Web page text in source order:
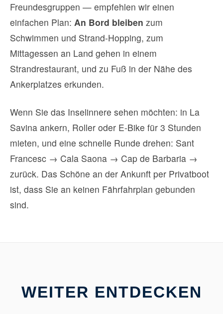
Freundesgruppen — empfehlen wir einen
einfachen Plan: An Bord bleiben zum
Schwimmen und Strand-Hopping, zum
Mittagessen an Land gehen in einem
Strandrestaurant, und zu Fuß in der Nähe des
Ankerplatzes erkunden.
Wenn Sie das Inselinnere sehen möchten: in La
Savina ankern, Roller oder E-Bike für 3 Stunden
mieten, und eine schnelle Runde drehen: Sant
Francesc → Cala Saona → Cap de Barbaria →
zurück. Das Schöne an der Ankunft per Privatboot
ist, dass Sie an keinen Fährfahrplan gebunden
sind.
WEITER ENTDECKEN